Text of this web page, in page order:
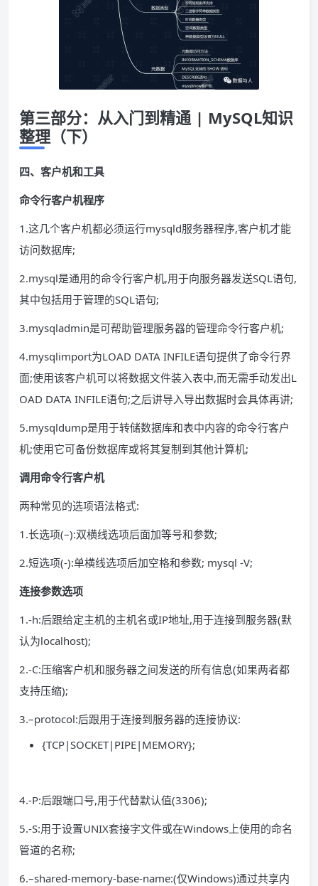
第三部分：从入门到精通 | MySQL知识
整理（下）
四、客户机和工具
命令行客户机程序
1.这几个客户机都必须运行mysqld服务器程序,客户机才能
访问数据库;
2.mysql是通用的命令行客户机,用于向服务器发送SQL语句,
其中包括用于管理的SQL语句;
3.mysqladmin是可帮助管理服务器的管理命令行客户机;
4.mysqlimport为LOAD DATA INFILE语句提供了命令行界
面;使用该客户机可以将数据文件装入表中,而无需手动发出L
OAD DATA INFILE语句;之后讲导入导出数据时会具体再讲;
5.mysqldump是用于转储数据库和表中内容的命令行客户
机;使用它可备份数据库或将其复制到其他计算机;
调用命令行客户机
两种常见的选项语法格式:
1.长选项(–):双横线选项后面加等号和参数;
2.短选项(-):单横线选项后加空格和参数; mysql -V;
连接参数选项
1.-h:后跟给定主机的主机名或IP地址,用于连接到服务器(默
认为localhost);
2.-C:压缩客户机和服务器之间发送的所有信息(如果两者都
支持压缩);
3.–protocol:后跟用于连接到服务器的连接协议:
{TCP|SOCKET|PIPE|MEMORY};
4.-P:后跟端口号,用于代替默认值(3306);
5.-S:用于设置UNIX套接字文件或在Windows上使用的命名
管道的名称;
6.–shared-memory-base-name:(仅Windows)通过共享内